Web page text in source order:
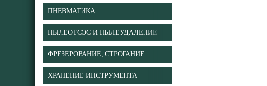
ПНЕВМАТИКА
ПЫЛЕОТСОС И ПЫЛЕУДАЛЕНИЕ
ФРЕЗЕРОВАНИЕ, СТРОГАНИЕ
ХРАНЕНИЕ ИНСТРУМЕНТА